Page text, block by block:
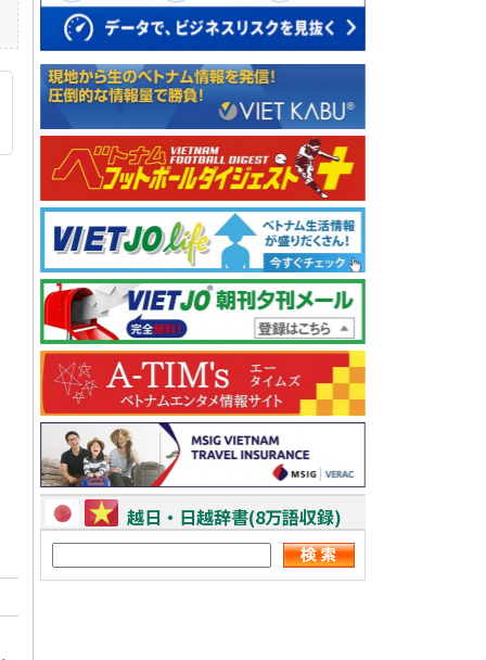
越日・日越辞書(8万語収録)